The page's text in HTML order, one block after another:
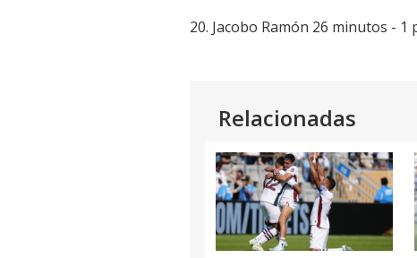
20. Jacobo Ramón 26 minutos - 1
Relacionadas